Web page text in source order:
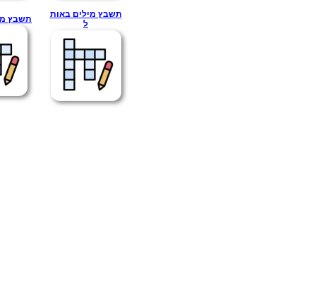
תשבץ מילים באות
ל
תשבץ